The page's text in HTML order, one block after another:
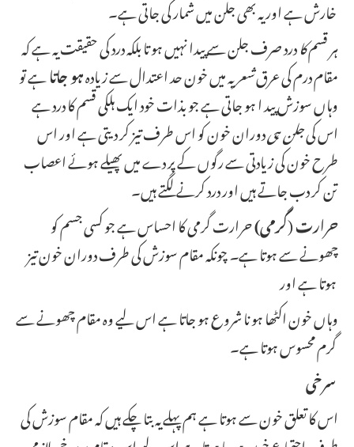
ہر قسمکادرد صرف جلن سے پیدا نہیں ہو تا بلکہ درد کی حقیقت یہ ہے کہ
مقام درم کی عرقشعر یہمیں خون حد اعتدال سے زیادہہو جاتاہے تو
وہاں سوزش پید ا ہو جاتی ہے جو بذات خود ایک ہلکی قسم کا درد ہے
اس کیجلن ہیدوران خون کو اس طرف تیز کر دیتی ہے اور اس
طرح خون کی زیادتی سے رگوں کے پر دے میں پھیلے ہوئے اعصاب
تن کر دب جاتے ہیں اور درد کرنے لگتے ہیں۔
حرارت(گرمی)حرارت گرمی کا احساس ہے جو کسی جسم کو
چھونے سے ہوتا ہے۔چونکہ مقام سوزش کی طرف دوران خون تیز
وہاں خون اکٹھا ہو نا شروع ہو جاتا ہے اس لیے وہ مقام چھونے سے
گرم محسوس ہوتا ہے۔
سرخی
اس کا تعلق خون سے ہوتا ہے ہم پہلے یہ بتا چکے ہیں کہ مقام سوزش کی